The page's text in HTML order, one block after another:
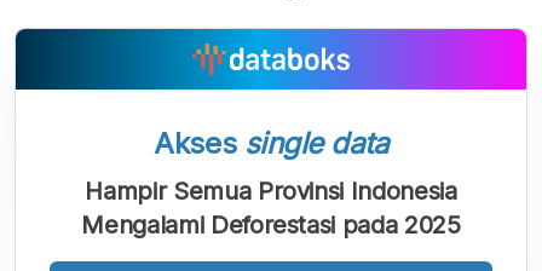
Akses single data
Hampir Semua Provinsi Indonesia
Mengalami Deforestasi pada 2025